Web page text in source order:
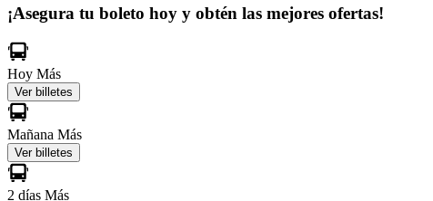
¡Asegura tu boleto hoy y obtén las mejores ofertas!
Hoy Más
Ver billetes
Mañana Más
Ver billetes
2 días Más